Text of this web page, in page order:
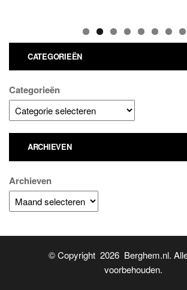
CATEGORIEËN
Categorieën
ARCHIEVEN
Archieven
© Copyright 2026 Berghem.nl.
voorbehouden.